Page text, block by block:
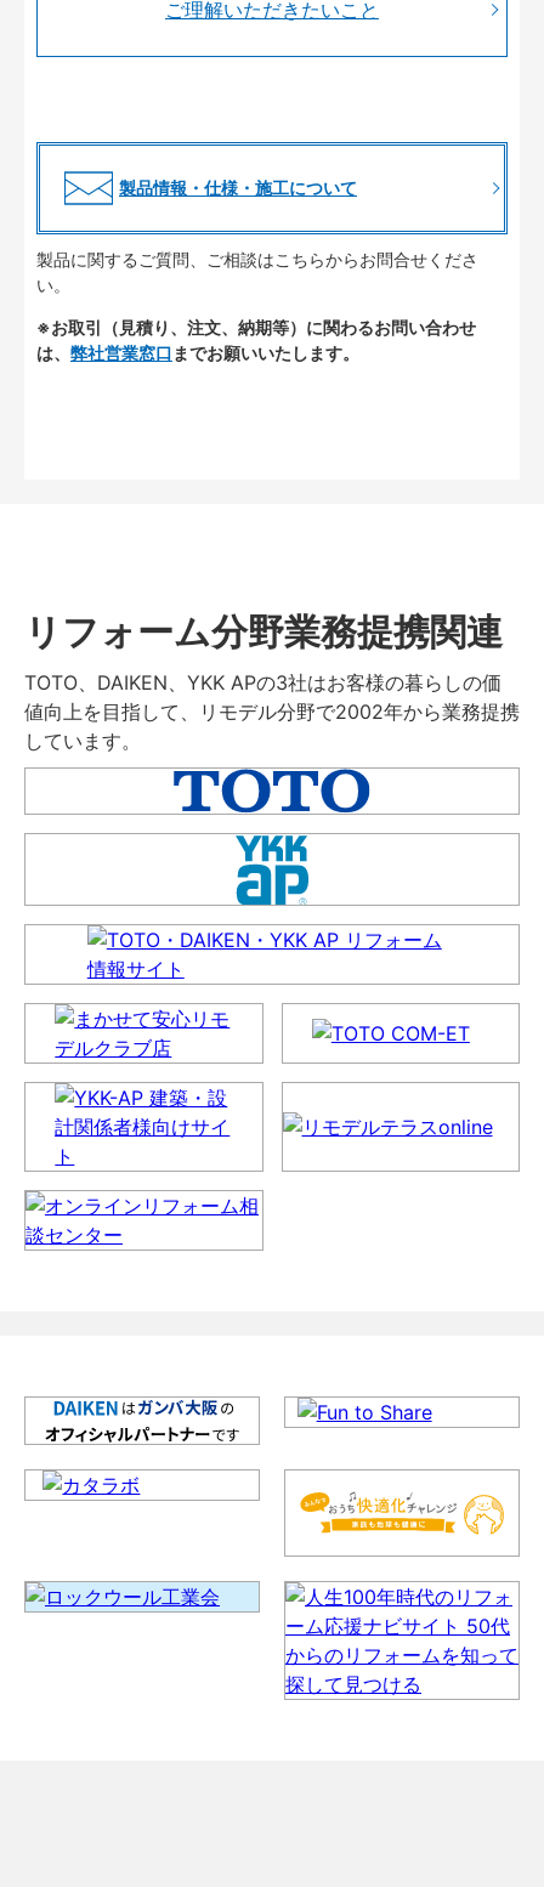
ご理解いただきたいこと
製品情報・仕様・施工について
製品に関するご質問、ご相談はこちらからお問合せくださ
い。
※お取引（見積り、注文、納期等）に関わるお問い合わせ
は、 弊社営業窓口 までお願いいたします。
リフォーム分野業務提携関連
TOTO、DAIKEN、YKK APの3社はお客様の暮らしの価
値向上を目指して、リモデル分野で2002年から業務提携
しています。